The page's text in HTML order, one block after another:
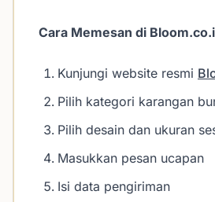
Cara Memesan di
Kunjungi website resmi
Pilih kategori karangan
Pilih desain dan ukuran
Masukkan pesan ucapan
Isi data pengiriman